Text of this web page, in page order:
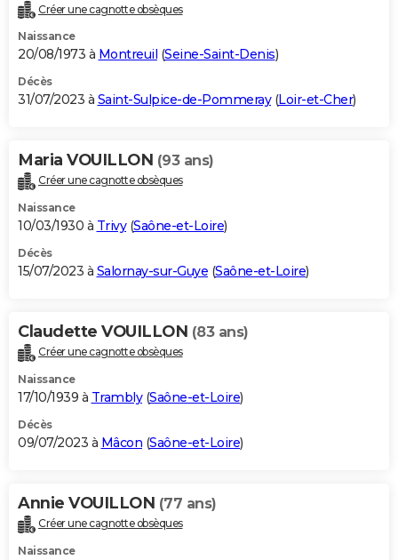
Créer une cagnotte obsèques
Naissance
20/08/1973 à Montreuil (Seine-Saint-Denis)
Décès
31/07/2023 à Saint-Sulpice-de-Pommeray(Loir-et-Cher)
Maria VOUILLON (93 ans)
Créer une cagnotte obsèques
Naissance
10/03/1930 à Trivy(Saône-et-Loire)
Décès
15/07/2023 à Salornay-sur-Guye (Saône-et-Loire)
Claudette VOUILLON (83 ans)
Créer une cagnotte obsèques
Naissance
17/10/1939 à Trambly(Saône-et-Loire)
Décès
09/07/2023 à Mâcon (Saône-et-Loire)
Annie VOUILLON (77 ans)
Créer une cagnotte obsèques
Naissance